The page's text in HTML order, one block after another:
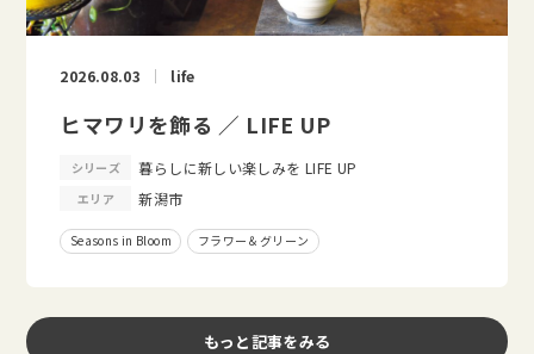
2026.08.03 life
ヒマワリを飾る ／ LIFE UP
シリーズ 暮らしに新しい楽しみを LIFE UP
エリア 新潟市
Seasons in Bloom フラワー＆グリーン
もっと記事をみる